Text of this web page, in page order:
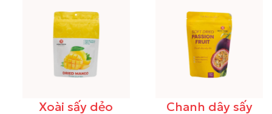
Xoài sấy dẻo Chanh dây sấy